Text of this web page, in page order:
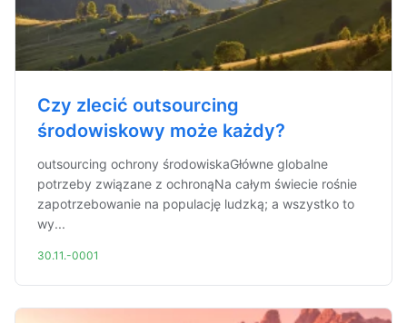
Czy zlecić outsourcing
środowiskowy może każdy?
outsourcing ochrony środowiskaGłówne globalne
potrzeby związane z ochronąNa całym świecie rośnie
zapotrzebowanie na populację ludzką; a wszystko to
wy...
30.11.-0001